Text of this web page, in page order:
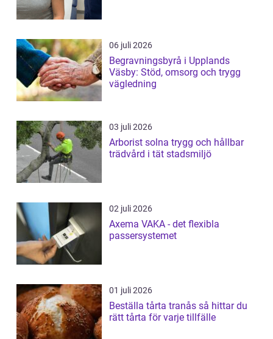
06 juli 2026
Begravningsbyrå i Upplands
Väsby: Stöd, omsorg och trygg
vägledning
03 juli 2026
Arborist solna trygg och hållbar
trädvård i tät stadsmiljö
02 juli 2026
Axema VAKA - det flexibla
passersystemet
01 juli 2026
Beställa tårta tranås så hittar du
rätt tårta för varje tillfälle